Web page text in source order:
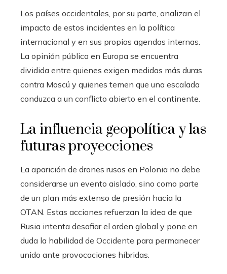
Los países occidentales, por su parte, analizan el
impacto de estos incidentes en la política
internacional y en sus propias agendas internas.
La opinión pública en Europa se encuentra
dividida entre quienes exigen medidas más duras
contra Moscú y quienes temen que una escalada
conduzca a un conflicto abierto en el continente.
La influencia geopolítica y las
futuras proyecciones
La aparición de drones rusos en Polonia no debe
considerarse un evento aislado, sino como parte
de un plan más extenso de presión hacia la
OTAN. Estas acciones refuerzan la idea de que
Rusia intenta desafiar el orden global y pone en
duda la habilidad de Occidente para permanecer
unido ante provocaciones híbridas.